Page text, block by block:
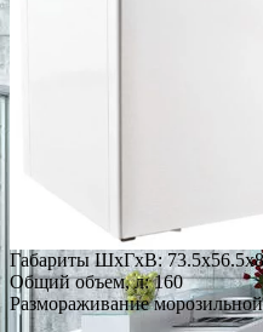
Габариты ШxГxВ:
Общий объем, л: 160
Размораживание